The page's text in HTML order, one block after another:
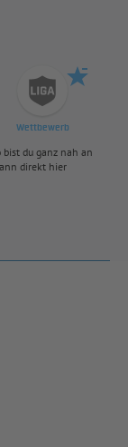
Wettbewerb
bist du ganz nah an
direkt hier